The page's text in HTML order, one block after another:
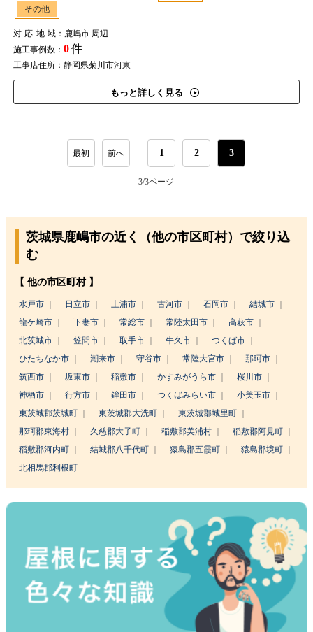
その他
対応地域：鹿嶋市 周辺
施工事例数： 0件
工事店住所：静岡県菊川市河東
もっと詳しく見る
最初 前へ 1 2 3
3/3ページ
茨城県鹿嶋市の近く（他の市区町村）で絞り込
む
【 他の市区町村 】
水戸市 日立市 土浦市 古河市 石岡市
結城市
龍ケ崎市
下妻市 常総市 常陸太田市
高萩市
北茨城市
笠間市 取手市 牛久市
つくば市
ひたちなか市
潮来市 守谷市 常陸大宮市
那珂市
筑西市
坂東市 稲敷市 かすみがうら市
桜川市
神栖市
行方市 鉾田市 つくばみらい市
小美玉市
東茨城郡茨城町
東茨城郡大洗町
東茨城郡城里町
那珂郡東海村
久慈郡大子町 稲敷郡美浦村
稲敷郡阿見町
稲敷郡河内町
結城郡八千代町 猿島郡五霞町
猿島郡境町
北相馬郡利根町